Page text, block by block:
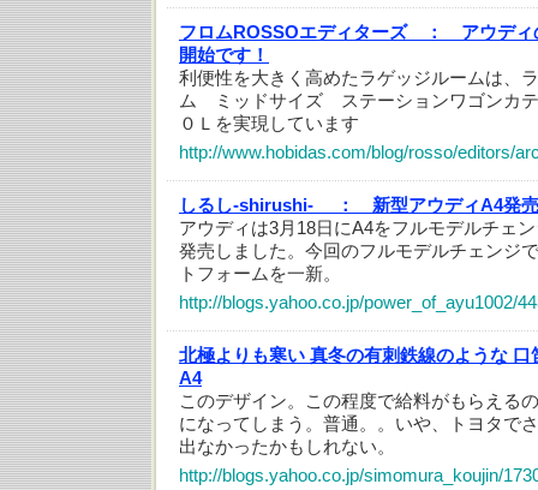
フロムROSSOエディターズ ：
アウデ
開始です！
利便性を大きく高めたラゲッジルームは、
ム ミッドサイズ ステーションワゴンカ
０Ｌを実現しています
http://www.hobidas.com/blog/rosso/editors/
しるし-shirushi- ：
新型アウディA4発売
アウディは3月18日にA4をフルモデルチェ
発売しました。今回のフルモデルチェンジ
トフォームを一新。
http://blogs.yahoo.co.jp/power_of_ayu1002/
北極よりも寒い 真冬の有刺鉄線のような
A4
このデザイン。この程度で給料がもらえる
になってしまう。普通。。いや、トヨタで
出なかったかもしれない。
http://blogs.yahoo.co.jp/simomura_koujin/